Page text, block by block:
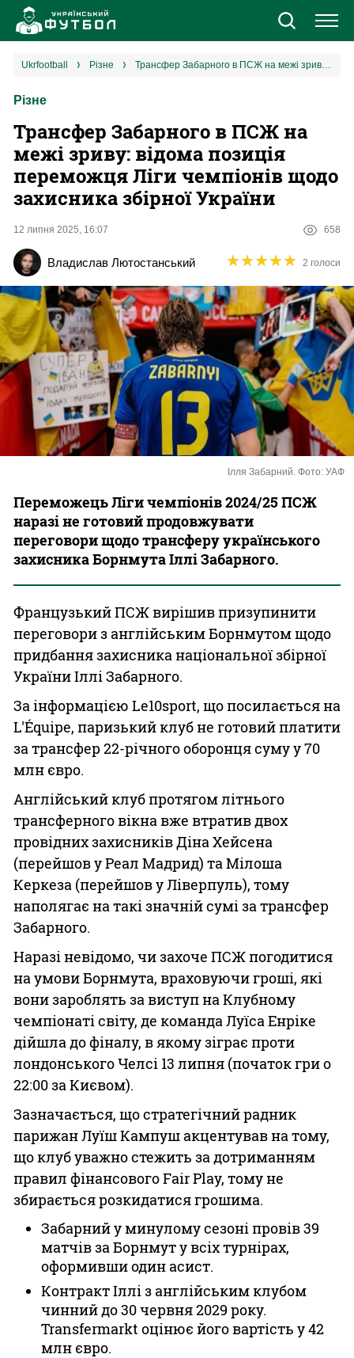
Новини
Єврокубки
УПЛ
2 ліга
Різне
Букмекери
Казино
ukrfootball різне Трансфер Забарного в ПСЖ на межі зриву: відома позиція переможця Ліги чемпіонів щодо захисника збірної України
Різне
Трансфер Забарного в ПСЖ на
межі зриву: відома позиція
переможця Ліги чемпіонів щодо
захисника збірної України
12 липня 2025, 16:07 658
Владислав Лютостанський ★★★★★
★★★★★ 2 голоси
Ілля Забарний. Фото: УАФ
Переможець Ліги чемпіонів 2024/25 ПСЖ
наразі не готовий продовжувати
переговори щодо трансферу українського
захисника Борнмута Іллі Забарного.
Французький ПСЖ вирішив призупинити
переговори з англійським Борнмутом щодо
придбання захисника національної збірної
України Іллі Забарного.
За інформацією Le10sport, що посилається на
L'Équipe, паризький клуб не готовий платити
за трансфер 22-річного оборонця суму у 70
млн євро.
Англійський клуб протягом літнього
трансферного вікна вже втратив двох
провідних захисників Діна Хейсена
(перейшов у Реал Мадрид) та Мілоша
Керкеза (перейшов у Ліверпуль), тому
наполягає на такі значній сумі за трансфер
Забарного.
Наразі невідомо, чи захоче ПСЖ погодитися
на умови Борнмута, враховуючи гроші, які
вони зароблять за виступ на Клубному
чемпіонаті світу, де команда Луїса Енріке
дійшла до фіналу, в якому зіграє проти
лондонського Челсі 13 липня (початок гри о
22:00 за Києвом).
Зазначається, що стратегічний радник
парижан Луїш Кампуш акцентував на тому,
що клуб уважно стежить за дотриманням
правил фінансового Fair Play, тому не
збирається розкидатися грошима.
Забарний у минулому сезоні провів 39
матчів за Борнмут у всіх турнірах,
оформивши один асист.
Контракт Іллі з англійським клубом
чинний до 30 червня 2029 року.
Transfermarkt оцінює його вартість у 42
млн євро.